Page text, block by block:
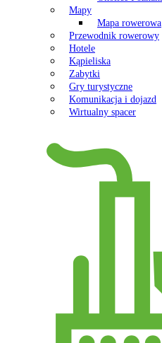
Mapy
Mapa rowerowa
Przewodnik rowerowy
Hotele
Kąpieliska
Zabytki
Gry turystyczne
Komunikacja i dojazd
Wirtualny spacer